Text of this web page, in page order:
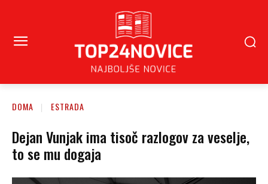
DOMA ESTRADA
Dejan Vunjak ima tisoč razlogov za veselje,
to se mu dogaja